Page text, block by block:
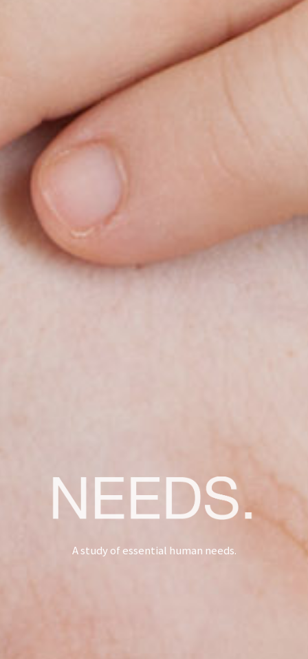
A study of essential human needs.